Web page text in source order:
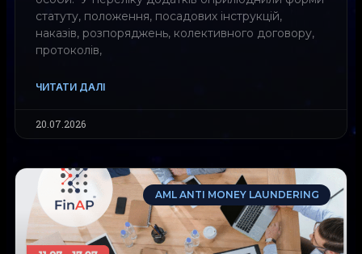
статуту, положення, посадових інструкцій,
наказів, розпоряджень, колективного договору,
протоколів,
ЧИТАТИ ДАЛІ
20.07.2026
AML ANTI MONEY LAUNDERING